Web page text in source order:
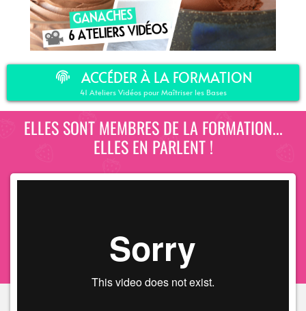
ACCÉDER À LA FORMATION
41 Ateliers Vidéos pour Maîtriser les Bases
ELLES SONT MEMBRES DE LA FORMATION...
ELLES EN PARLENT !